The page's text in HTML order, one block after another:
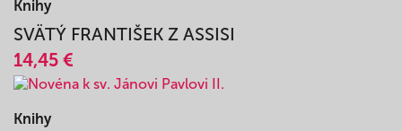
14,45 €
Knihy
SVÄTÝ FRANTIŠEK Z ASSISI